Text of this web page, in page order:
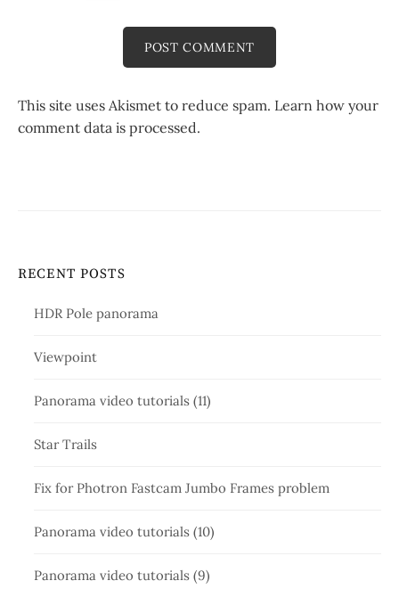
This site uses Akismet to reduce spam. Learn how your
comment data is processed.
RECENT POSTS
HDR Pole panorama
Viewpoint
Panorama video tutorials (11)
Star Trails
Fix for Photron Fastcam Jumbo Frames problem
Panorama video tutorials (10)
Panorama video tutorials (9)